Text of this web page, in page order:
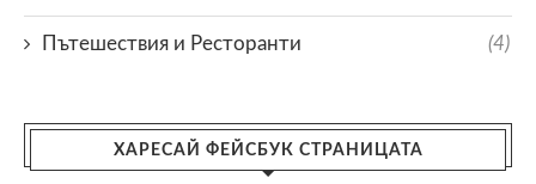
Пътешествия и Ресторанти (4)
ХАРЕСАЙ ФЕЙСБУК СТРАНИЦАТА